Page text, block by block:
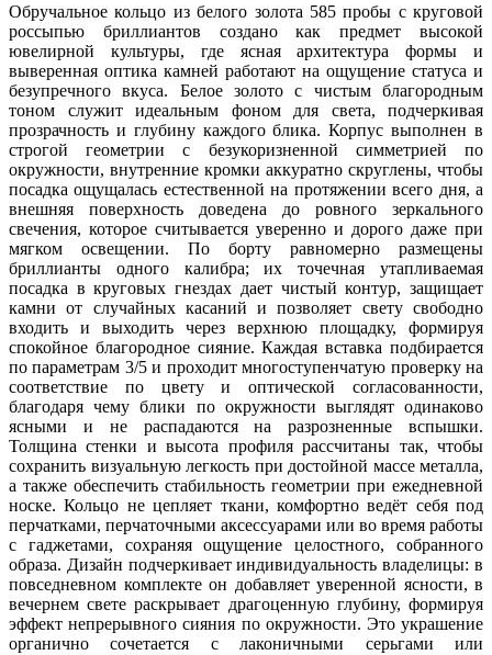
Обручальное кольцо из белого золота 585 пробы c круговой
россыпью бриллиантов создано как предмет высокой
ювелирной культуры, где ясная архитектура формы и
выверенная оптика камней работают на ощущение статуса и
безупречного вкуса. Белое золото с чистым благородным
тоном служит идеальным фоном для света, подчеркивая
прозрачность и глубину каждого блика. Корпус выполнен в
строгой геометрии с безукоризненной симметрией по
окружности, внутренние кромки аккуратно скруглены, чтобы
посадка ощущалась естественной на протяжении всего дня, а
внешняя поверхность доведена до ровного зеркального
свечения, которое считывается уверенно и дорого даже при
мягком освещении. По борту равномерно размещены
бриллианты одного калибра; их точечная утапливаемая
посадка в круговых гнездах дает чистый контур, защищает
камни от случайных касаний и позволяет свету свободно
входить и выходить через верхнюю площадку, формируя
спокойное благородное сияние. Каждая вставка подбирается
по параметрам 3/5 и проходит многоступенчатую проверку на
соответствие по цвету и оптической согласованности,
благодаря чему блики по окружности выглядят одинаково
ясными и не распадаются на разрозненные вспышки.
Толщина стенки и высота профиля рассчитаны так, чтобы
сохранить визуальную легкость при достойной массе металла,
а также обеспечить стабильность геометрии при ежедневной
носке. Кольцо не цепляет ткани, комфортно ведёт себя под
перчатками, перчаточными аксессуарами или во время работы
с гаджетами, сохраняя ощущение целостного, собранного
образа. Дизайн подчеркивает индивидуальность владелицы: в
повседневном комплекте он добавляет уверенной ясности, в
вечернем свете раскрывает драгоценную глубину, формируя
эффект непрерывного сияния по окружности. Это украшение
органично сочетается с лаконичными серьгами или